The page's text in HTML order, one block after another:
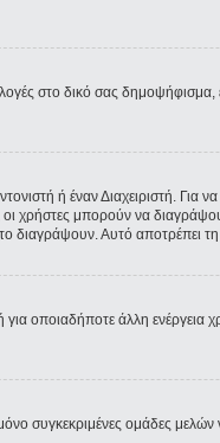
στο δικό σας δημοψήφισμα,
ή έναν Διαχειριστή. Για
οι χρήστες μπορούν να
διαγράψουν. Αυτό αποτρέπει
οποιαδήποτε άλλη ενέργεια
συγκεκριμένες ομάδες